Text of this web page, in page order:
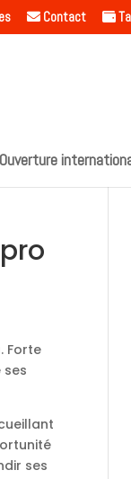
Contact
Ouverture
Forte
ses
ses